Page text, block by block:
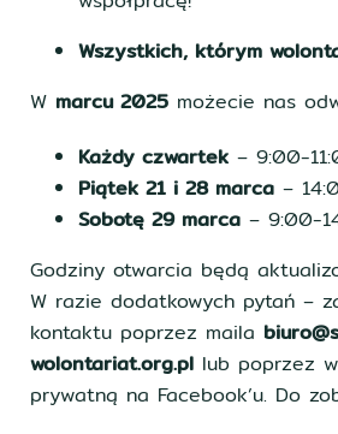
Wszystkich, którym
W marcu 2025 możecie nas
Każdy czwartek – 9:00-
Piątek 21 i 28 marca –
Sobotę 29 marca – 9:00-
Godziny otwarcia będą
W razie dodatkowych pytań –
kontaktu poprzez maila
wolontariat.org.pl lub poprzez
prywatną na Facebook’u. Do